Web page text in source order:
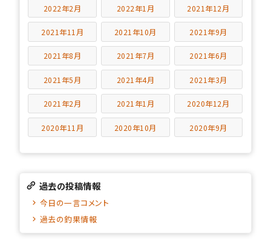
2022年2月 2022年1月 2021年12月
2021年11月 2021年10月 2021年9月
2021年8月 2021年7月 2021年6月
2021年5月 2021年4月 2021年3月
2021年2月 2021年1月 2020年12月
2020年11月 2020年10月 2020年9月
過去の投稿情報
今日の一言コメント
過去の釣果情報